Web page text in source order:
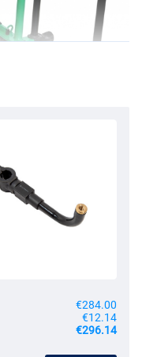
€284.00
€12.14
€296.14